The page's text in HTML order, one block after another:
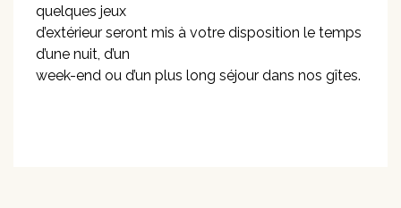
quelques jeux
d’extérieur seront mis à votre disposition le temps
d’une nuit, d’un
week-end ou d’un plus long séjour dans nos gîtes.